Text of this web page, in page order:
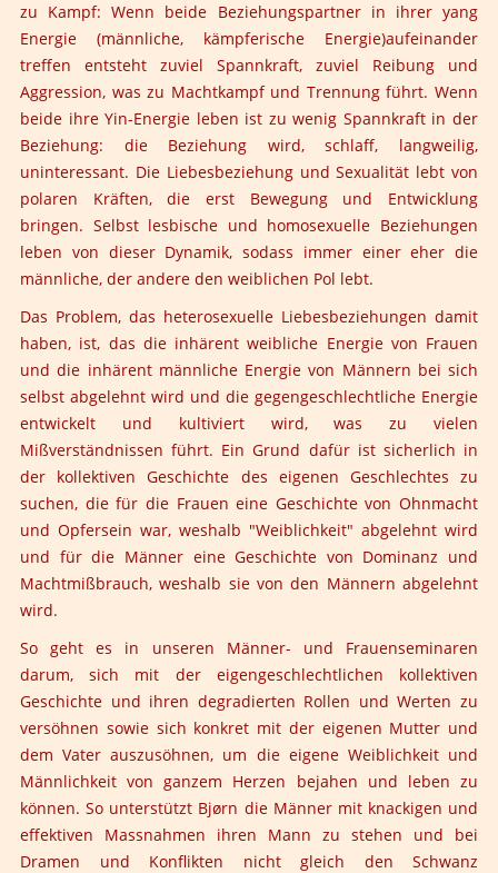
zu Kampf: Wenn beide Beziehungspartner in ihrer yang
Energie (männliche, kämpferische Energie)aufeinander
treffen entsteht zuviel Spannkraft, zuviel Reibung und
Aggression, was zu Machtkampf und Trennung führt. Wenn
beide ihre Yin-Energie leben ist zu wenig Spannkraft in der
Beziehung: die Beziehung wird, schlaff, langweilig,
uninteressant. Die Liebesbeziehung und Sexualität lebt von
polaren Kräften, die erst Bewegung und Entwicklung
bringen. Selbst lesbische und homosexuelle Beziehungen
leben von dieser Dynamik, sodass immer einer eher die
männliche, der andere den weiblichen Pol lebt.
Das Problem, das heterosexuelle Liebesbeziehungen damit
haben, ist, das die inhärent weibliche Energie von Frauen
und die inhärent männliche Energie von Männern bei sich
selbst abgelehnt wird und die gegengeschlechtliche Energie
entwickelt und kultiviert wird, was zu vielen
Mißverständnissen führt. Ein Grund dafür ist sicherlich in
der kollektiven Geschichte des eigenen Geschlechtes zu
suchen, die für die Frauen eine Geschichte von Ohnmacht
und Opfersein war, weshalb "Weiblichkeit" abgelehnt wird
und für die Männer eine Geschichte von Dominanz und
Machtmißbrauch, weshalb sie von den Männern abgelehnt
wird.
So geht es in unseren Männer- und Frauenseminaren
darum, sich mit der eigengeschlechtlichen kollektiven
Geschichte und ihren degradierten Rollen und Werten zu
versöhnen sowie sich konkret mit der eigenen Mutter und
dem Vater auszusöhnen, um die eigene Weiblichkeit und
Männlichkeit von ganzem Herzen bejahen und leben zu
können. So unterstützt Bjørn die Männer mit knackigen und
effektiven Massnahmen ihren Mann zu stehen und bei
Dramen und Konflikten nicht gleich den Schwanz